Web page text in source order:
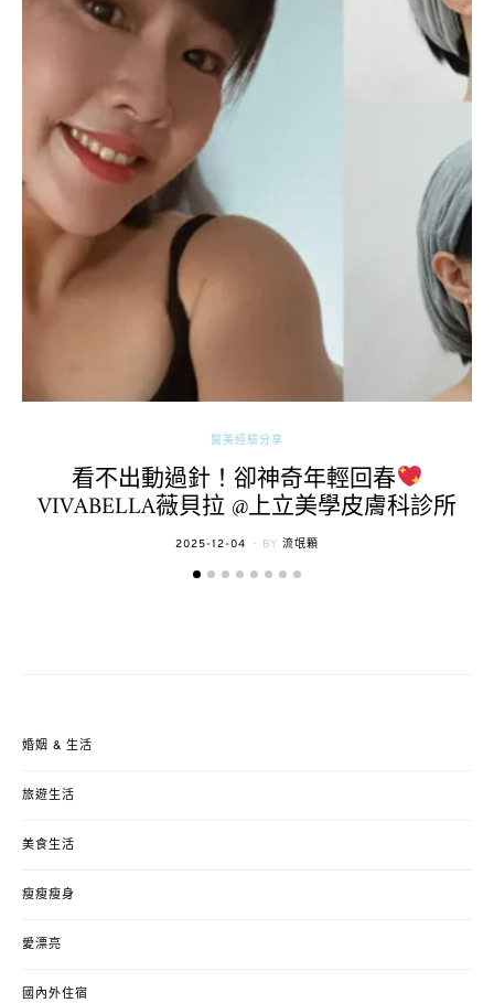
醫美經驗分享
看不出動過針！卻神奇年輕回春
VIVABELLA薇貝拉 @上立美學皮膚科診所
POSTED
2025-12-04 BY 流氓顆
婚姻 & 生活
旅遊生活
美食生活
瘦瘦瘦身
愛漂亮
國內外住宿